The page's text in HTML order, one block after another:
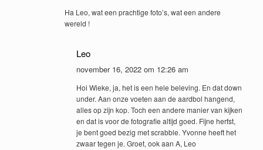
Ha Leo, wat een prachtige foto’s, wat een andere
wereld !
Leo
november 16, 2022 om 12:26 am
Hoi Wieke, ja, het is een hele beleving. En dat down
under. Aan onze voeten aan de aardbol hangend,
alles op zijn kop. Toch een andere manier van kijken
en dat is voor de fotografie altijd goed. Fijne herfst,
je bent goed bezig met scrabble. Yvonne heeft het
zwaar tegen je. Groet, ook aan A, Leo